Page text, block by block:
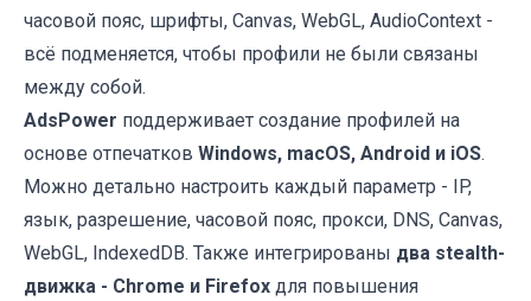
часовой пояс, шрифты, Canvas, WebGL, AudioContext -
всё подменяется, чтобы профили не были связаны
между собой.
AdsPower поддерживает создание профилей на
основе отпечатков Windows, macOS, Android и iOS.
Можно детально настроить каждый параметр - IP,
язык, разрешение, часовой пояс, прокси, DNS, Canvas,
WebGL, IndexedDB. Также интегрированы два stealth-
движка - Chrome и Firefox для повышения